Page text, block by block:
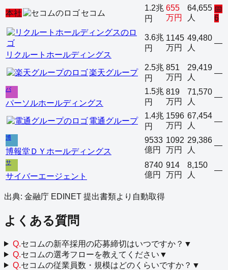
本社 セコム
1.2兆
円
655
万円
64,655
人
📅
6
リクルートホールディングス
3.6兆
円
1145
万円
49,480
人
—
楽天グループ
2.5兆
円
851
万円
29,419
人
—
パ
パーソルホールディングス
1.5兆
円
819
万円
71,570
人
—
電通グループ
1.4兆
円
1596
万円
67,454
人
—
博
博報堂ＤＹホールディングス
9533
億円
1092
万円
29,386
人
—
サ
サイバーエージェント
8740
億円
914
万円
8,150
人
—
出典: 金融庁 EDINET 提出書類より自動取得
よくある質問
Q.セコムの新卒採用の応募締切はいつですか？ ▼
Q.セコムの選考フローを教えてください ▼
Q.セコムの従業員数・規模はどのくらいですか？ ▼